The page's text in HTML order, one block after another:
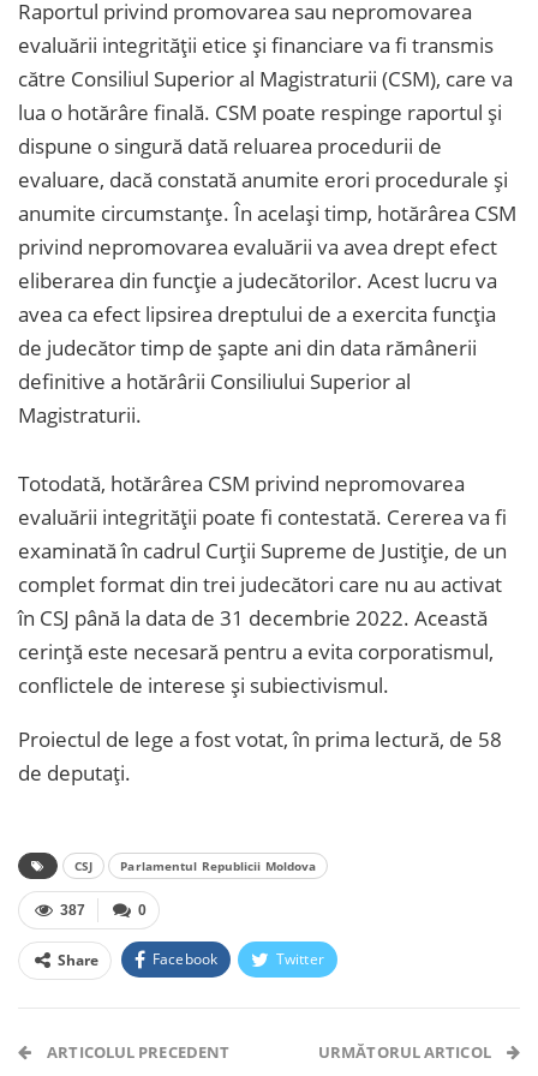
Raportul privind promovarea sau nepromovarea
evaluării integrității etice și financiare va fi transmis
către Consiliul Superior al Magistraturii (CSM), care va
lua o hotărâre finală. CSM poate respinge raportul și
dispune o singură dată reluarea procedurii de
evaluare, dacă constată anumite erori procedurale și
anumite circumstanțe. În același timp, hotărârea CSM
privind nepromovarea evaluării va avea drept efect
eliberarea din funcție a judecătorilor. Acest lucru va
avea ca efect lipsirea dreptului de a exercita funcția
de judecător timp de șapte ani din data rămânerii
definitive a hotărârii Consiliului Superior al
Magistraturii.
Totodată, hotărârea CSM privind nepromovarea
evaluării integrității poate fi contestată. Cererea va fi
examinată în cadrul Curții Supreme de Justiție, de un
complet format din trei judecători care nu au activat
în CSJ până la data de 31 decembrie 2022. Această
cerință este necesară pentru a evita corporatismul,
conflictele de interese și subiectivismul.
Proiectul de lege a fost votat, în prima lectură, de 58
de deputați.
CSJ Parlamentul Republicii Moldova
0
387
Share Facebook Twitter
Telegram WhatsApp Viber
ARTICOLUL PRECEDENT URMĂTORUL ARTICOL